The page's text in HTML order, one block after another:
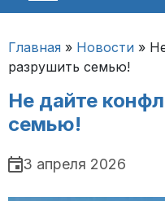
Главная » Новости »
разрушить семью!
Не дайте
семью!
3 апреля 2026